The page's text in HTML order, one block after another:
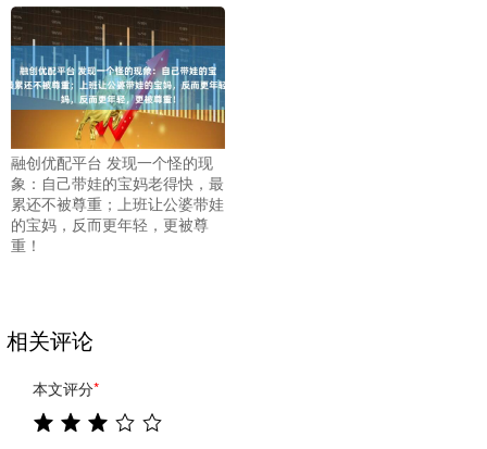
融创优配平台 发现一个怪的现
象：自己带娃的宝妈老得快，最
累还不被尊重；上班让公婆带娃
的宝妈，反而更年轻，更被尊
重！
相关评论
本文评分*